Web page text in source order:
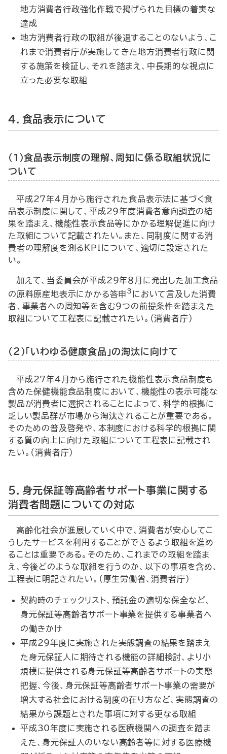
地方消費者行政強化作戦で掲げられた目標の着実な
達成
地方消費者行政の取組が後退することのないよう、こ
れまで消費者庁が実施してきた地方消費者行政に関
する施策を検証し、それを踏まえ、中長期的な視点に
立った必要な取組
４．食品表示について
（１）食品表示制度の理解、周知に係る取組状況に
ついて
平成27年４月から施行された食品表示法に基づく食
品表示制度に関して、平成29年度消費者意向調査の結
果を踏まえ、機能性表示食品等にかかる理解促進に向け
た取組について記載されたい。また、同制度に関する消
費者の理解度を測るＫＰＩについて、適切に設定された
い。
加えて、当委員会が平成29年８月に発出した加工食品
の原料原産地表示にかかる答申 3 において言及した消費
者、事業者への周知等を含む９つの前提条件を踏まえた
取組について工程表に記載されたい。（消費者庁）
（２）「いわゆる健康食品」の淘汰に向けて
平成27年４月から施行された機能性表示食品制度も
含めた保健機能食品制度において、機能性の表示可能な
製品が消費者に選択されることによって、科学的根拠に
乏しい製品群が市場から淘汰されることが重要である。
そのための普及啓発や、本制度における科学的根拠に関
する質の向上に向けた取組について工程表に記載され
たい。（消費者庁）
５．身元保証等高齢者サポート事業に関する
消費者問題についての対応
高齢化社会が進展していく中で、消費者が安心してこ
うしたサービスを利用することができるよう取組を進め
ることは重要である。そのため、これまでの取組を踏ま
え、今後どのような取組を行うのか、以下の事項を含め、
工程表に明記されたい。（厚生労働省、消費者庁）
契約時のチェックリスト、預託金の適切な保全など、
身元保証等高齢者サポート事業を提供する事業者へ
の働きかけ
平成29年度に実施された実態調査の結果を踏まえ
た身元保証人に期待される機能の詳細検討、より小
規模に提供される身元保証等高齢者サポートの実態
把握、今後、身元保証等高齢者サポート事業の需要が
増大する社会における制度の在り方など、実態調査の
結果から課題とされた事項に対する更なる取組
平成30年度に実施される医療機関への調査を踏ま
えた、身元保証人のいない高齢者等に対する医療機